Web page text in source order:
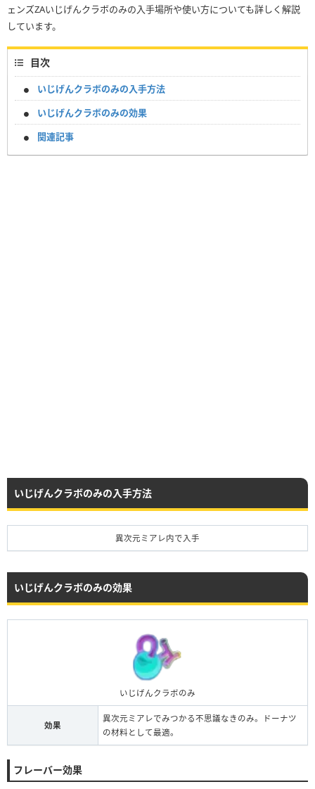
ェンズZAいじげんクラボのみの入手場所や使い方についても詳しく解説
しています。
目次
いじげんクラボのみの入手方法
いじげんクラボのみの効果
関連記事
いじげんクラボのみの入手方法
異次元ミアレ内で入手
いじげんクラボのみの効果
いじげんクラボのみ
効果
異次元ミアレでみつかる不思議なきのみ。ドーナツ
の材料として最適。
フレーバー効果